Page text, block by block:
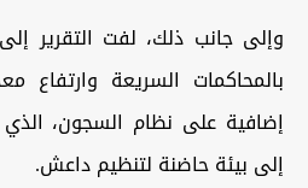
وإلى جانب ذلك، لفت التقرير
بالمحاكمات السريعة وارتفاع
إضافية على نظام السجون،
إلى بيئة حاضنة لتنظيم داعش.